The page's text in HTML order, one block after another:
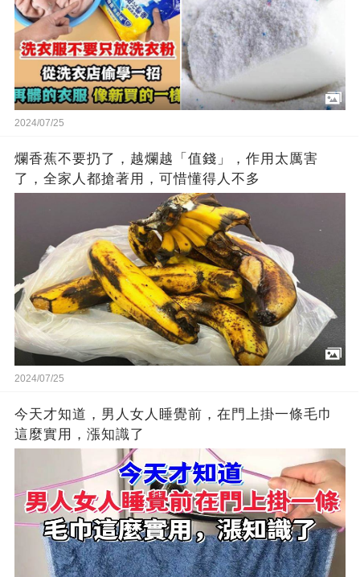
2024/07/25
爛香蕉不要扔了，越爛越「值錢」，作用太厲害
了，全家人都搶著用，可惜懂得人不多
2024/07/25
今天才知道，男人女人睡覺前，在門上掛一條毛巾
這麼實用，漲知識了